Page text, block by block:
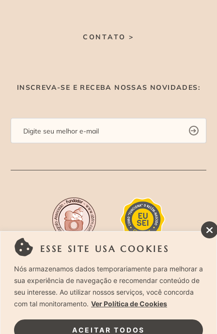
ESSE SITE USA COOKIES
Nós armazenamos dados temporariamente para melhorar a
sua experiência de navegação e recomendar conteúdo de
seu interesse. Ao utilizar nossos serviços, você concorda
com tal monitoramento. Ver Política de Cookies
ACEITAR TODOS
CONTATO >
INSCREVA-SE E RECEBA NOSSAS NOVIDADES:
Rua Costa Carvalho, 419 – Pinheiros, São Paulo –
SP. CEP 05429-130 – Telefone: (11) 94494-1818
Direitos Reservados.Clique Aquie acesse nossa